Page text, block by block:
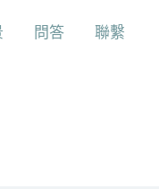
問答 聯繫